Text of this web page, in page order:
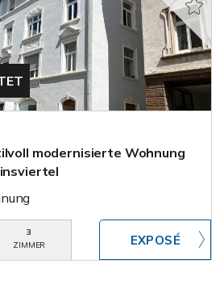
modernisierte Wohnung
3
ZIMMER